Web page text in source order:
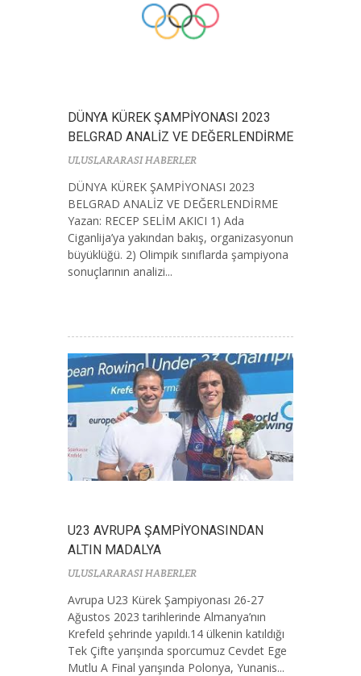
DÜNYA KÜREK ŞAMPİYONASI 2023
BELGRAD ANALİZ VE DEĞERLENDİRME
ULUSLARARASI HABERLER
DÜNYA KÜREK ŞAMPİYONASI 2023
BELGRAD ANALİZ VE DEĞERLENDİRME
Yazan: RECEP SELİM AKICI 1) Ada
Ciganlija’ya yakından bakış, organizasyonun
büyüklüğü. 2) Olimpik sınıflarda şampiyona
sonuçlarının analizi...
U23 AVRUPA ŞAMPİYONASINDAN
ALTIN MADALYA
ULUSLARARASI HABERLER
Avrupa U23 Kürek Şampiyonası 26-27
Ağustos 2023 tarihlerinde Almanya’nın
Krefeld şehrinde yapıldı.14 ülkenin katıldığı
Tek Çifte yarışında sporcumuz Cevdet Ege
Mutlu A Final yarışında Polonya, Yunanis...